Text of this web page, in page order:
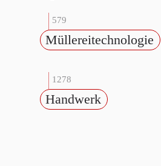
579
Müllereitechnologie
1278
Handwerk